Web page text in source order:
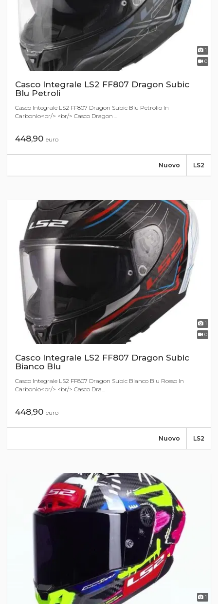
1
0
Casco Integrale LS2 FF807 Dragon Subic
Blu Petroli
Casco Integrale LS2 FF807 Dragon Subic Blu Petrolio In
Carbonio<br/> <br/> Casco Dragon ...
448,90 euro
LS2
Nuovo
1
0
Casco Integrale LS2 FF807 Dragon Subic
Bianco Blu
Casco Integrale LS2 FF807 Dragon Subic Bianco Blu Rosso In
Carbonio<br/> <br/> Casco Dra...
448,90 euro
LS2
Nuovo
1